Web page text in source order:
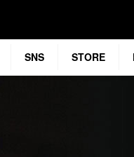
SNS STORE